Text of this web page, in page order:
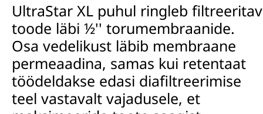
UltraStar XL puhul ringleb filtreeritav
toode läbi ½'' torumembraanide.
Osa vedelikust läbib membraane
permeaadina, samas kui retentaat
töödeldakse edasi diafiltreerimise
teel vastavalt vajadusele, et